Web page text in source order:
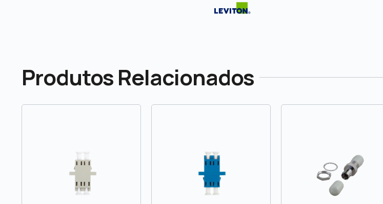
Produtos Relacionados